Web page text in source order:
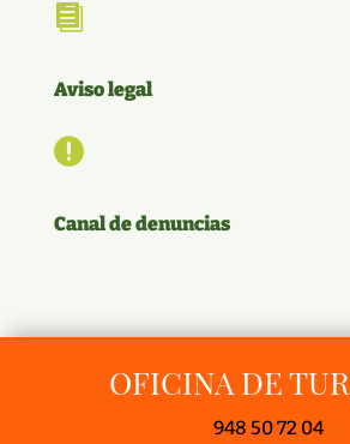

Aviso legal

Canal de denuncias
OFICINA DE
948 50 72 04